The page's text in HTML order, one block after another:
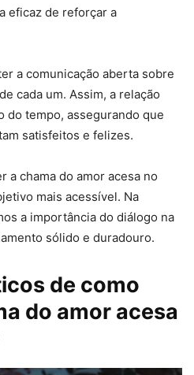
eficaz de reforçar a
a comunicação aberta sobre
cada um. Assim, a relação
do tempo, assegurando que
satisfeitos e felizes.
a chama do amor acesa no
mais acessível. Na
a importância do diálogo na
sólido e duradouro.
de como
do amor acesa